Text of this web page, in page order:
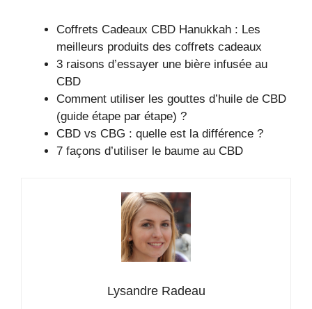
Coffrets Cadeaux CBD Hanukkah : Les
meilleurs produits des coffrets cadeaux
3 raisons d’essayer une bière infusée au
CBD
Comment utiliser les gouttes d’huile de CBD
(guide étape par étape) ?
CBD vs CBG : quelle est la différence ?
7 façons d’utiliser le baume au CBD
Lysandre Radeau